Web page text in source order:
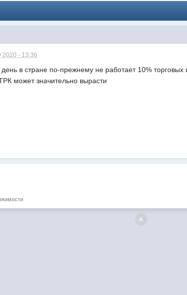
2020 - 13:36
в стране по-прежнему не работает 10%
может значительно вырасти